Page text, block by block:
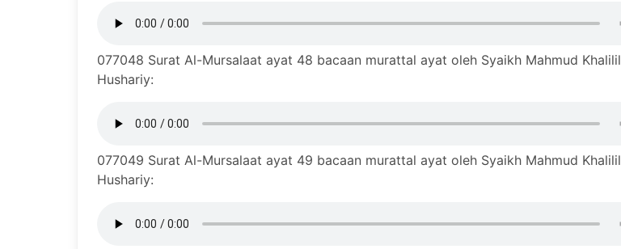
077048 Surat Al-Mursalaat ayat 48 bacaan murattal ayat oleh Syaikh Mahmud Khalilil
Hushariy:
077049 Surat Al-Mursalaat ayat 49 bacaan murattal ayat oleh Syaikh Mahmud Khalilil
Hushariy: